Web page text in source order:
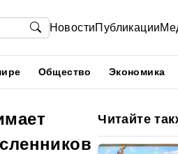
НовостиПубликации
Общество Экономика
Читайте